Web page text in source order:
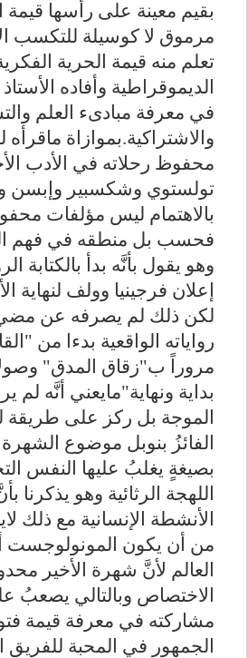
بقيم معينة على رأسها قيمة
مرموق لا كوسيلة للتكسب
تعلم منه قيمة الحرية
الديموقراطية وأفاده
في معرفة مبادىء العلم
والاشتراكية.بموازاة ماقرأه
محفوظ رحلاته في الأدب
تولستوي وشكسبير وإبسن
بالاهتمام ليس مؤلفات
فحسب بل منطقه في فهم
وهو يقول بأنَّه بدأ بالكتابة
إعلان فرجينيا وولف لنهاية
لكن ذلك لم يصرفه عن
رواياته الواقعية بدءا من
مروراً ب"زقاق المدق"
بداية ونهاية"مايعني أنَّه لم
الموجة بل ركز على طريقة
الفائزُ بنوبل موضوع
بصيغةٍ يغلبُ عليها النفس
اللهجة الرثائية وهو يذكرنا
الأنشطة الإنسانية مع ذلك
من أن يكون المونولوجست
العالم لأنَّ شهرة الأخير
الاختصاص وبالتالي يصعبُ
مشاركته في معرفة قيمة
الجمهور في المحبة